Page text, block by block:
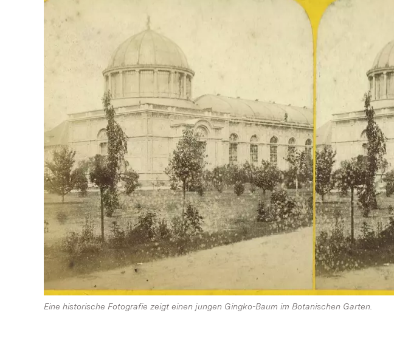
Eine historische Fotografie zeigt einen jungen Gingko-Baum im Botanischen Garten.